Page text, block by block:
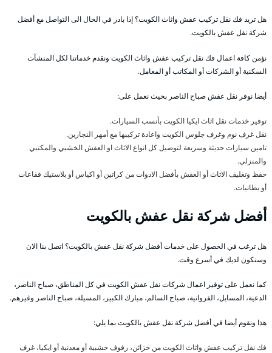
هل تريد فك نقل تركيب عفش واثاث الكويت؟ إذا بادر في الحال الى التواصل مع أفضل
شركة نقل عفش بالكويت.
نؤمن كافة اعمال فك نقل تركيب عفش واثاث الكويت ونقدم خدماتنا لكل المنشآت
السكنية أو الشركات أو المكاتب أو المعامل.
أيضا نوفر نقل عفش صباح الناصر بحيث نعمل على:
توفير خدمات نقل اثاث ايكيا الكويت بأنسب السيارات.
نقل غرف نوم وغرف جلوس الكويت واعادة تركيبها مع أمهر النجارين.
تامين سيارات حديثة وسريعة لتوصيل كل انواع الاثاث او العفش الخشبي والمكتبي
والمنزلي.
حفظ وتغليف الاثاث أو العفش بأفضل الادوات من كراتين أو اكياس أو بلاستيك فقاعات
أو بطانيات.
أفضل شركة نقل عفش بالكويت
هل ترغب في الحصول على خدمات أفضل شركة نقل عفش بالكويت؟ اتصل بنا الان
وسنكون لديك في أسرع وقت.
كما نعمل على توفير اعمال شركات نقل عفش الكويت في كل المناطق، صباح الناصر،
الدعية، المسايل، الفروانية، صباح السالم، مبارك الكبير، المسيلة، صباح الناصر وغيرهم.
هذا ونقوم أيضا في أفضل شركة نقل عفش بالكويت بما يلي:
فك نقل تركيب عفش واثاث الكويت من خزائن، رفوف خشبية أو معدنية أو ايكيا، غرف